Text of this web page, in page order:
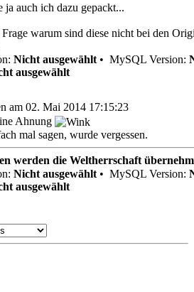
ja auch ich dazu gepackt...
warum sind diese nicht bei den
Nicht ausgewählt • MySQL Version:
ausgewählt
am 02. Mai 2014 17:15:23
Ahnung
mal sagen, wurde vergessen.
werden die Weltherrschaft
Nicht ausgewählt • MySQL Version:
ausgewählt